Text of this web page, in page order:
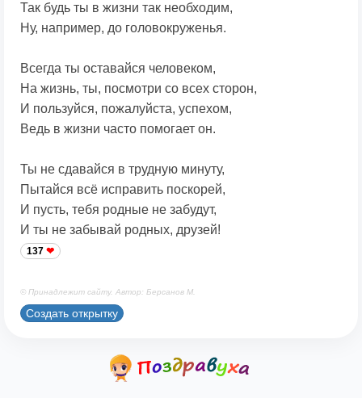
Так будь ты в жизни так необходим,
Ну, например, до головокруженья.
Всегда ты оставайся человеком,
На жизнь, ты, посмотри со всех сторон,
И пользуйся, пожалуйста, успехом,
Ведь в жизни часто помогает он.
Ты не сдавайся в трудную минуту,
Пытайся всё исправить поскорей,
И пусть, тебя родные не забудут,
И ты не забывай родных, друзей!
137
© Принадлежит сайту. Автор: Берсанов М.
Создать открытку